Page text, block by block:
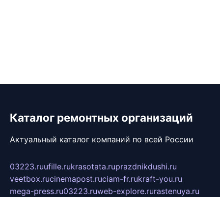
Каталог ремонтных организаций
Актуальный каталог компаний по всей России
03223.ruufille.rukrasotata.ruprazdnikdushi.ru
veetbox.rucinemapost.ruciam-fr.rukraft-you.ru
mega-press.ru03223.ruweb-explore.rurastenuya.ru